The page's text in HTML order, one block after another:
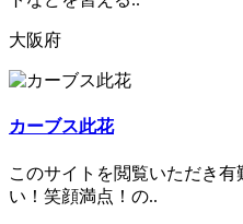
大阪府
カーブス此花
このサイトを閲覧いただき
い！笑顔満点！の..